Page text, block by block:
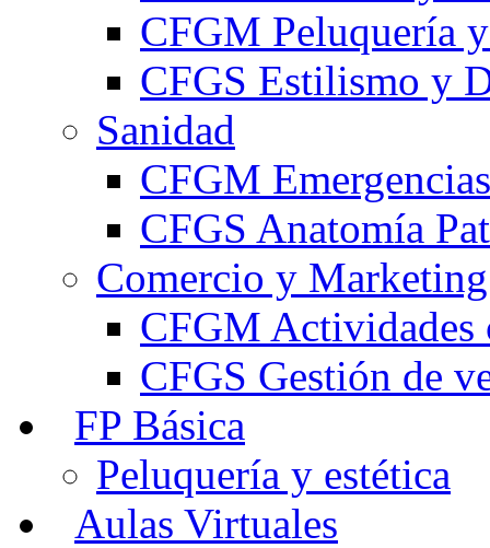
CFGM Peluquería
CFGS Estilismo y
Sanidad
CFGM
CFGS Anatomía
Comercio y Marketing
CFGM Actividades
CFGS Gestión de
FP Básica
Peluquería y estética
Aulas Virtuales